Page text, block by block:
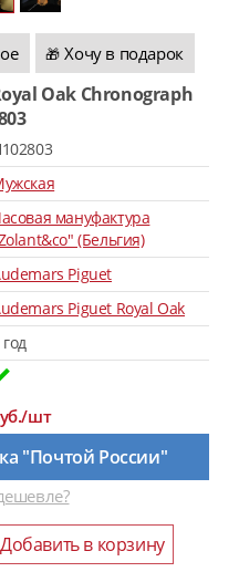
🎁 Хочу в подарок
мануфактура
(Бельгия)
Piguet
Piguet Royal Oak
год
шт
"Почтой России"
Добавить в корзину